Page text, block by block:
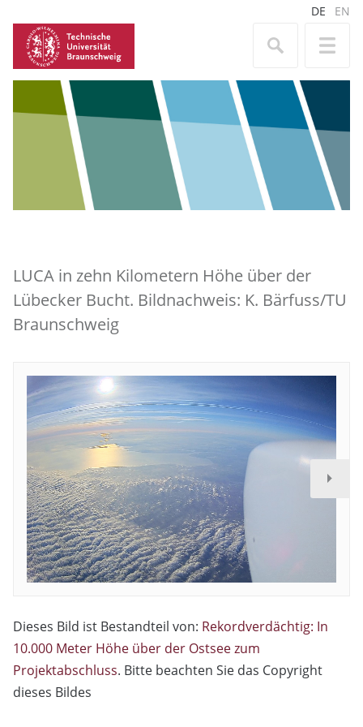
DE EN
LUCA in zehn Kilometern Höhe über der
Lübecker Bucht. Bildnachweis: K. Bärfuss/TU
Braunschweig
Dieses Bild ist Bestandteil von: Rekordverdächtig: In
10.000 Meter Höhe über der Ostsee zum
Projektabschluss. Bitte beachten Sie das Copyright
dieses Bildes